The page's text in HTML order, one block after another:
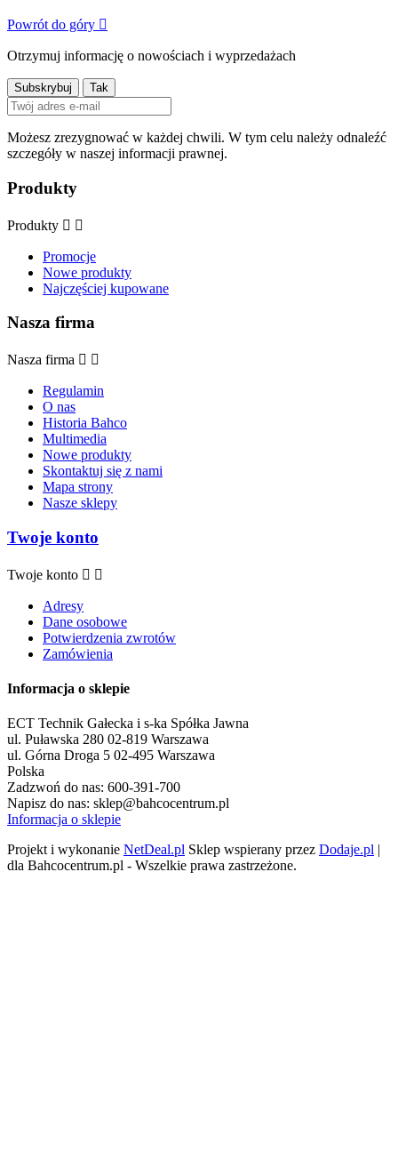
Powrót do góry 
Otrzymuj informację o nowościach i wyprzedażach
Możesz zrezygnować w każdej chwili. W tym celu należy odnaleźć
szczegóły w naszej informacji prawnej.
Produkty
Produkty  
Promocje
Nowe produkty
Najczęściej kupowane
Nasza firma
Nasza firma  
Regulamin
O nas
Historia Bahco
Multimedia
Nowe produkty
Skontaktuj się z nami
Mapa strony
Nasze sklepy
Twoje konto
Twoje konto  
Adresy
Dane osobowe
Potwierdzenia zwrotów
Zamówienia
Informacja o sklepie
ECT Technik Gałecka i s-ka Spółka Jawna
ul. Puławska 280 02-819 Warszawa
ul. Górna Droga 5 02-495 Warszawa
Polska
Zadzwoń do nas: 600-391-700
Napisz do nas: sklep@bahcocentrum.pl
Informacja o sklepie
Projekt i wykonanie NetDeal.pl Sklep wspierany przez Dodaje.pl |
dla Bahcocentrum.pl - Wszelkie prawa zastrzeżone.